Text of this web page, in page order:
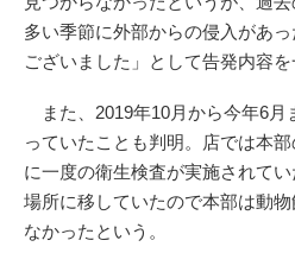
多い季節に外部からの侵入があ
ございました」として告発内容を
また、2019年10月から今年6月
っていたことも判明。店では本
に一度の衛生検査が実施されて
場所に移していたので本部は動
なかったという。